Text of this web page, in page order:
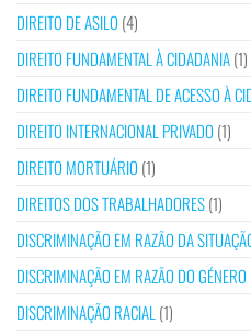
DIREITO DE ASILO (4)
DIREITO FUNDAMENTAL À CIDADANIA(1)
DIREITO FUNDAMENTAL DE ACESSO À
DIREITO INTERNACIONAL PRIVADO (1)
DIREITO MORTUÁRIO (1)
DIREITOS DOS TRABALHADORES(1)
DISCRIMINAÇÃO EM RAZÃO DA
DISCRIMINAÇÃO EM RAZÃO DO GÉNERO
DISCRIMINAÇÃO RACIAL (1)